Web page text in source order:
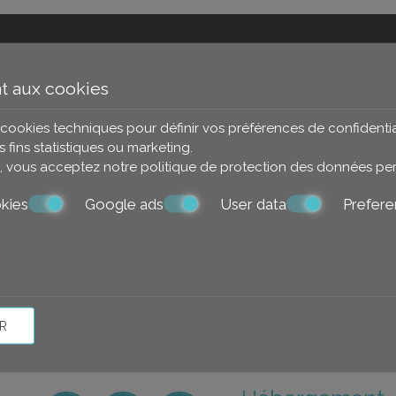
une
DEMANDE RESERVEZ
aux cookies
techniques pour définir vos préférences de
fins statistiques ou marketing.
vous acceptez notre politique de protection des données
Google ads User data